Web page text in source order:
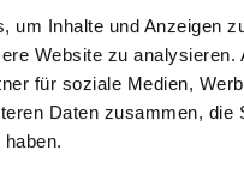
um Inhalte und Anzeigen
Website zu
für soziale Medien,
Daten zusammen,
25